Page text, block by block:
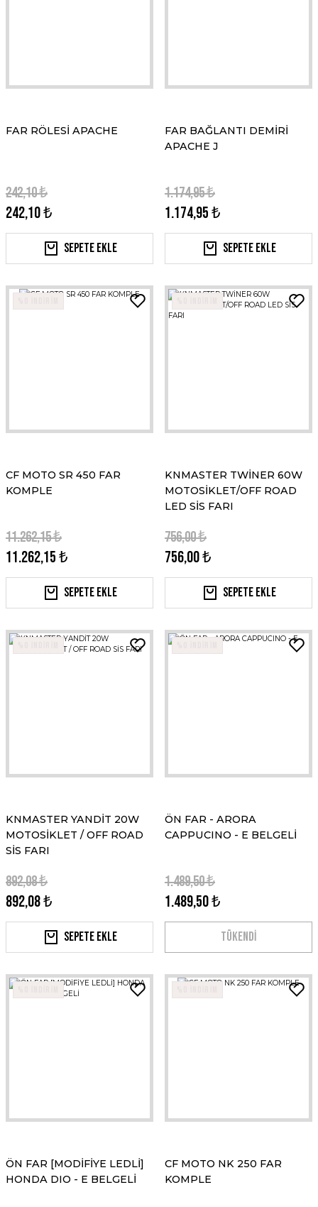
FAR RÖLESİ APACHE
242,10 ₺
242,10 ₺
Sepete Ekle
FAR BAĞLANTI DEMİRİ
APACHE J
1.174,95 ₺
1.174,95 ₺
Sepete Ekle
CF MOTO SR 450 FAR
KOMPLE
11.262,15 ₺
11.262,15 ₺
Sepete Ekle
KNMASTER TWİNER 60W
MOTOSİKLET/OFF ROAD
LED SİS FARI
756,00 ₺
756,00 ₺
Sepete Ekle
KNMASTER YANDİT 20W
MOTOSİKLET / OFF ROAD
SİS FARI
892,08 ₺
892,08 ₺
Sepete Ekle
ÖN FAR - ARORA
CAPPUCINO - E BELGELİ
1.489,50 ₺
1.489,50 ₺
TÜKENDİ
ÖN FAR [MODİFİYE LEDLİ]
HONDA DIO - E BELGELİ
CF MOTO NK 250 FAR
KOMPLE